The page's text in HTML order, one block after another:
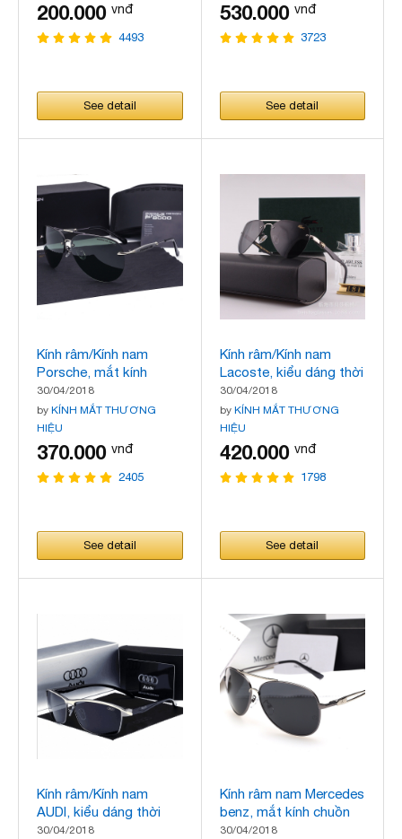
200.000 vnđ
4493
See detail
530.000 vnđ
3723
See detail
Kính râm/Kính nam
Porsche, mắt kính
chuồn chuồn, họa tiết
ánh kim, hàng cao cấp,
mẫu mới nhất, kiểu
dáng cổ điển
30/04/2018
by KÍNH MẮT THƯƠNG
HIỆU
370.000 vnđ
2405
See detail
Kính râm/Kính nam
Lacoste, kiểu dáng thời
trang, mẫu mới nhất
30/04/2018
by KÍNH MẮT THƯƠNG
HIỆU
420.000 vnđ
1798
See detail
Kính râm/Kính nam
AUDI, kiểu dáng thời
trang, mẫu mới nhất,
30/04/2018
Kính râm nam Mercedes
benz, mắt kính chuồn
chuồn, kiểu dáng thời
30/04/2018